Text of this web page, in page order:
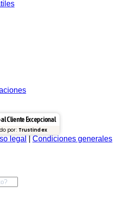
al Cliente Excepcional
por: Trustindex
legal
Condiciones generales